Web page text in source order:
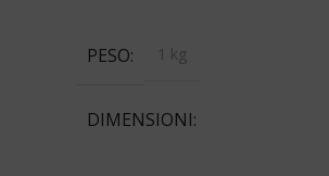
PESO 1 kg
DIMENSIONI